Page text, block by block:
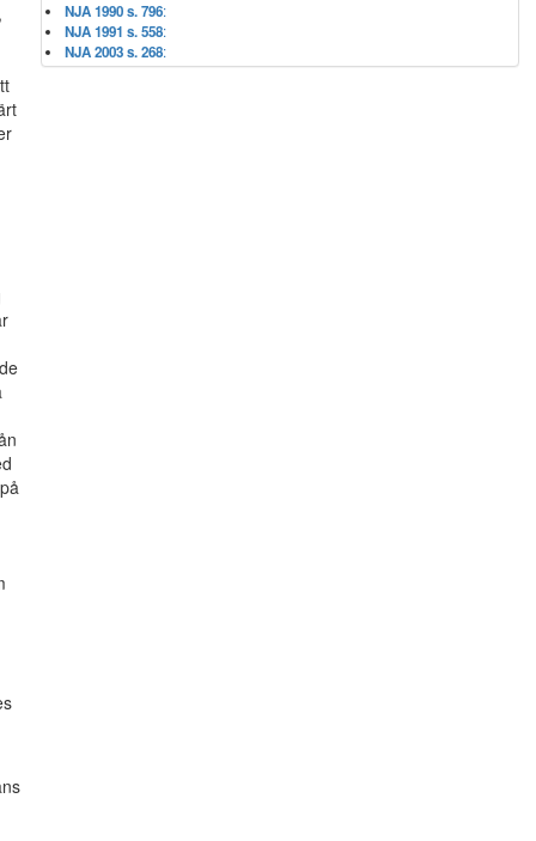
NJA 1990 s. 796:
NJA 1991 s. 558:
NJA 2003 s. 268: